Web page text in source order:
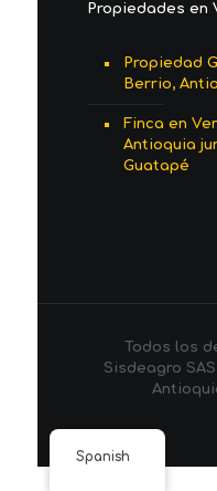
Propiedades en
Propiedad
Berrio,
Finca en
Antioquia
Guatapé
Todos los
Sisdeagro
Spanish